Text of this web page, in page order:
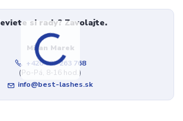
si rady? Zavolajte.
Milan Marek
+420 607 263 768
(Po-Pá, 8-16 hod.)
info@best-lashes.sk